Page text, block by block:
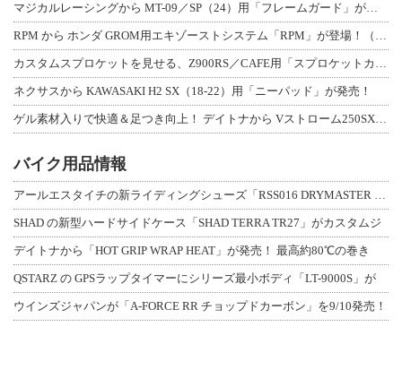
マジカルレーシングから MT-09／SP（24）用「フレームガード」が登場！
RPM から ホンダ GROM用エキゾーストシステム「RPM」が登場！（動画あり
カスタムスプロケットを見せる、Z900RS／CAFE用「スプロケットカバーフルキ
ネクサスから KAWASAKI H2 SX（18-22）用「ニーパッド」が発売！
ゲル素材入りで快適＆足つき向上！ デイトナから Vストローム250SX用「快適ロ
バイク用品情報
アールエスタイチの新ライディングシューズ「RSS016 DRYMASTER スト
SHAD の新型ハードサイドケース「SHAD TERRA TR27」がカスタムジ
デイトナから「HOT GRIP WRAP HEAT」が発売！ 最高約80℃の巻き
QSTARZ の GPSラップタイマーにシリーズ最小ボディ「LT-9000S」が
ウインズジャパンが「A-FORCE RR チョップドカーボン」を9/10発売！